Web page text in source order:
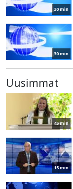
30 min
30 min
Uusimmat
45 min
15 min